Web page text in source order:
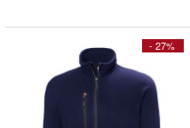
- 27%